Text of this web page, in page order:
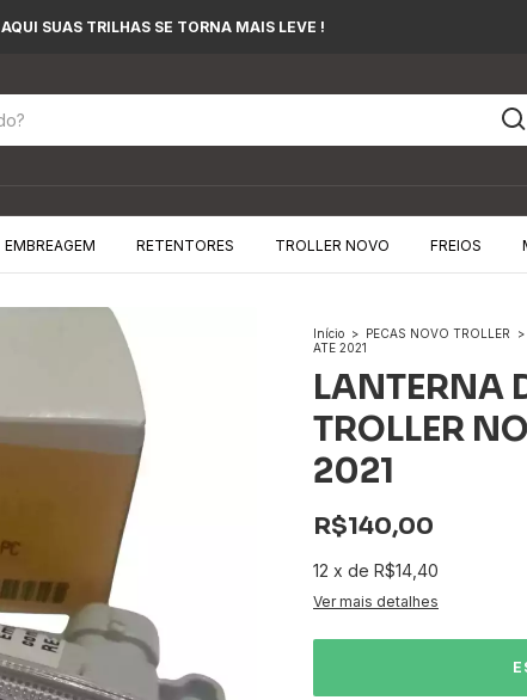
AQUI SUAS TRILHAS SE TORNA MAIS LEVE !
EMBREAGEM RETENTORES TROLLER NOVO FREIOS
Início > PECAS NOVO TROLLER >
ATE 2021
LANTERNA
TROLLER
2021
R$140,00
12 x de R$14,40
Ver mais detalhes